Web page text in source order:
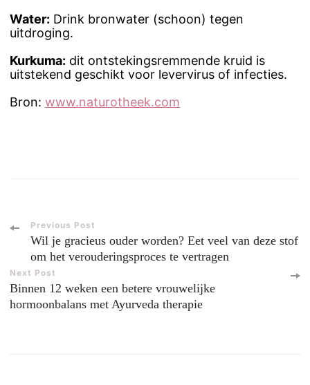
Water: Drink bronwater (schoon) tegen
uitdroging.
Kurkuma: dit ontstekingsremmende kruid is
uitstekend geschikt voor levervirus of infecties.
Bron: www.naturotheek.com
Post
Navigation
Previous Post
Wil je gracieus ouder worden? Eet veel van deze stof
om het verouderingsproces te vertragen
Next Post
Binnen 12 weken een betere vrouwelijke
hormoonbalans met Ayurveda therapie